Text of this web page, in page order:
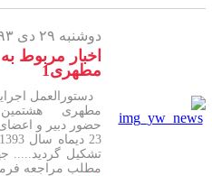
دوشنبه ۲۹ دی ۱۳۹۳ -
اخبار مربوط
مطهری1
دستورالعمل
مطهری هشتمین
حضور دبیر و
تشکیل گردید.....
مطلب مراجعه